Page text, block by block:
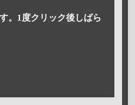
。1度クリック後しばら